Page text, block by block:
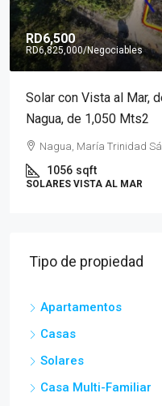
RD6,500
RD6,825,000/Negociables
Solar con Vista al Mar,
Nagua, de 1,050 Mts2
Nagua, María Trinidad
1056 sqft
SOLARES VISTA AL MAR
Tipo de propiedad
Apartamentos
Casas
Solares
Casa Multi-Familiar